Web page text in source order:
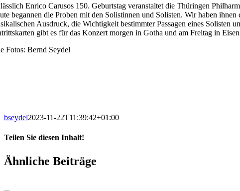
Bild
Enrico Carusos 150. Geburtstag veranstaltet die Thüringen
begannen die Proben mit den Solistinnen und Solisten. Wir haben
Ausdruck, die Wichtigkeit bestimmter Passagen eines Solisten
gibt es für das Konzert morgen in Gotha und am Freitag in
Fotos: Bernd Seydel
bseydel2023-11-22T11:39:42+01:00
Teilen Sie diesen Inhalt!
Facebook
X
LinkedIn
E-
Mail
Ähnliche Beiträge